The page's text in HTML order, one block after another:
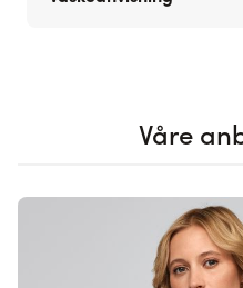
Våre
Navigating through the
Press to skip carousel